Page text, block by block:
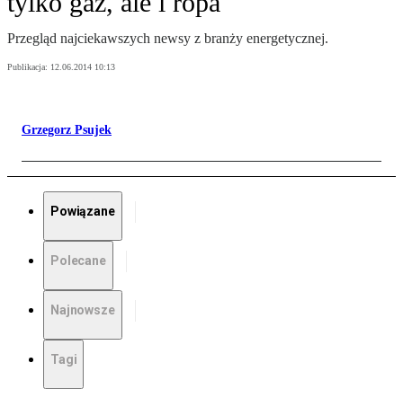
Przegląd najciekawszych newsy z branży energetycznej.
Publikacja: 12.06.2014 10:13
Grzegorz Psujek
Powiązane
Polecane
Najnowsze
Tagi